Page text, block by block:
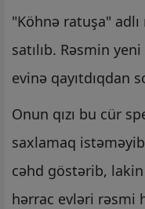
"Köhnə ratuşa"
satılıb. Rəsmin
evinə qayıtdıqdan
Onun qızı bu cür
saxlamaq
cəhd göstərib,
hərrac evləri rəsmi